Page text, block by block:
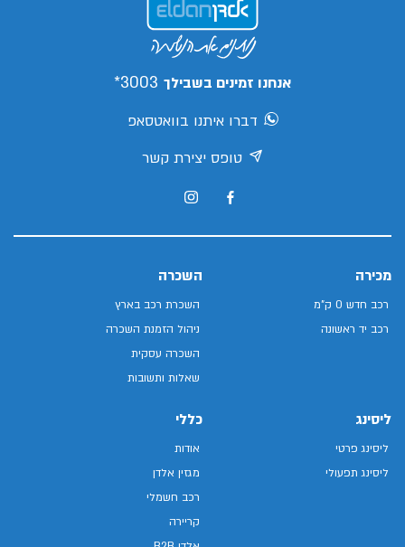
אנחנו זמינים בשבילך 3003*
דברו איתנו בוואטסאפ
טופס יצירת קשר
מכירה
רכב חדש 0 ק"מ
רכב יד ראשונה
השכרה
השכרת רכב בארץ
ניהול הזמנת השכרה
השכרה עסקית
שאלות ותשובות
ליסינג
ליסינג פרטי
ליסינג תפעולי
כללי
אודות
מגזין אלדן
רכב חשמלי
קריירה